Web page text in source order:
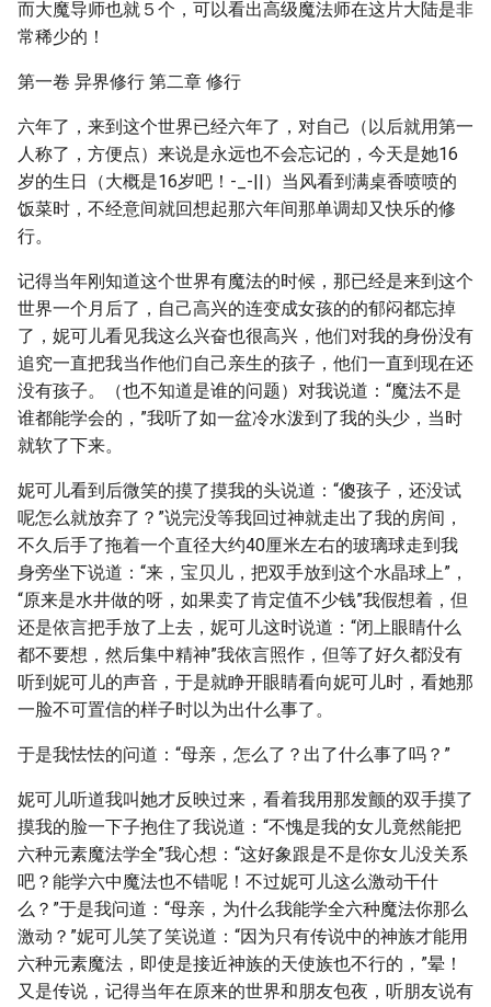
而大魔导师也就５个，可以看出高级魔法师在这片大陆是非
常稀少的！
第一卷 异界修行 第二章 修行
六年了，来到这个世界已经六年了，对自己（以后就用第一
人称了，方便点）来说是永远也不会忘记的，今天是她16
岁的生日（大概是16岁吧！-_-||）当风看到满桌香喷喷的
饭菜时，不经意间就回想起那六年间那单调却又快乐的修
行。
记得当年刚知道这个世界有魔法的时候，那已经是来到这个
世界一个月后了，自己高兴的连变成女孩的的郁闷都忘掉
了，妮可儿看见我这么兴奋也很高兴，他们对我的身份没有
追究一直把我当作他们自己亲生的孩子，他们一直到现在还
没有孩子。（也不知道是谁的问题）对我说道：“魔法不是
谁都能学会的，”我听了如一盆冷水泼到了我的头少，当时
就软了下来。
妮可儿看到后微笑的摸了摸我的头说道：“傻孩子，还没试
呢怎么就放弃了？”说完没等我回过神就走出了我的房间，
不久后手了拖着一个直径大约40厘米左右的玻璃球走到我
身旁坐下说道：“来，宝贝儿，把双手放到这个水晶球上”，
“原来是水井做的呀，如果卖了肯定值不少钱”我假想着，但
还是依言把手放了上去，妮可儿这时说道：“闭上眼睛什么
都不要想，然后集中精神”我依言照作，但等了好久都没有
听到妮可儿的声音，于是就睁开眼睛看向妮可儿时，看她那
一脸不可置信的样子时以为出什么事了。
于是我怯怯的问道：“母亲，怎么了？出了什么事了吗？”
妮可儿听道我叫她才反映过来，看着我用那发颤的双手摸了
摸我的脸一下子抱住了我说道：“不愧是我的女儿竟然能把
六种元素魔法学全”我心想：“这好象跟是不是你女儿没关系
吧？能学六中魔法也不错呢！不过妮可儿这么激动干什
么？”于是我问道：“母亲，为什么我能学全六种魔法你那么
激动？”妮可儿笑了笑说道：“因为只有传说中的神族才能用
六种元素魔法，即使是接近神族的天使族也不行的，”晕！
又是传说，记得当年在原来的世界和朋友包夜，听朋友说有